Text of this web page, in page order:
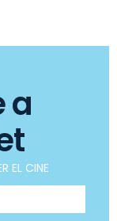
a
EL CINE